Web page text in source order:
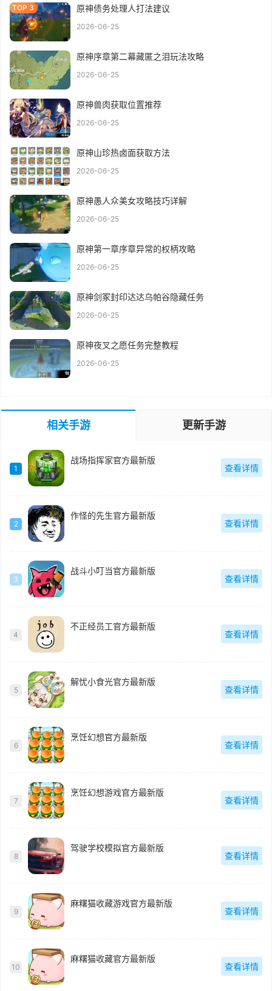
原神债务处理人打法建议
2026-06-25
原神序章第二幕藏匿之泪玩法攻略
2026-06-25
原神兽肉获取位置推荐
2026-06-25
原神山珍热卤面获取方法
2026-06-25
原神愚人众美女攻略技巧详解
2026-06-25
原神第一章序章异常的权柄攻略
2026-06-25
原神剑冢封印达达乌帕谷隐藏任务
2026-06-25
原神夜叉之愿任务完整教程
2026-06-25
相关手游 更新手游
1
战场指挥家官方最新版
查看详情
2
作怪的先生官方最新版
查看详情
3
战斗小叮当官方最新版
查看详情
4
不正经员工官方最新版
查看详情
5
解忧小食光官方最新版
查看详情
6
烹饪幻想官方最新版
查看详情
7
烹饪幻想游戏官方最新版
查看详情
8
驾驶学校模拟官方最新版
查看详情
9
麻糬猫收藏游戏官方最新版
查看详情
10
麻糬猫收藏官方最新版
查看详情